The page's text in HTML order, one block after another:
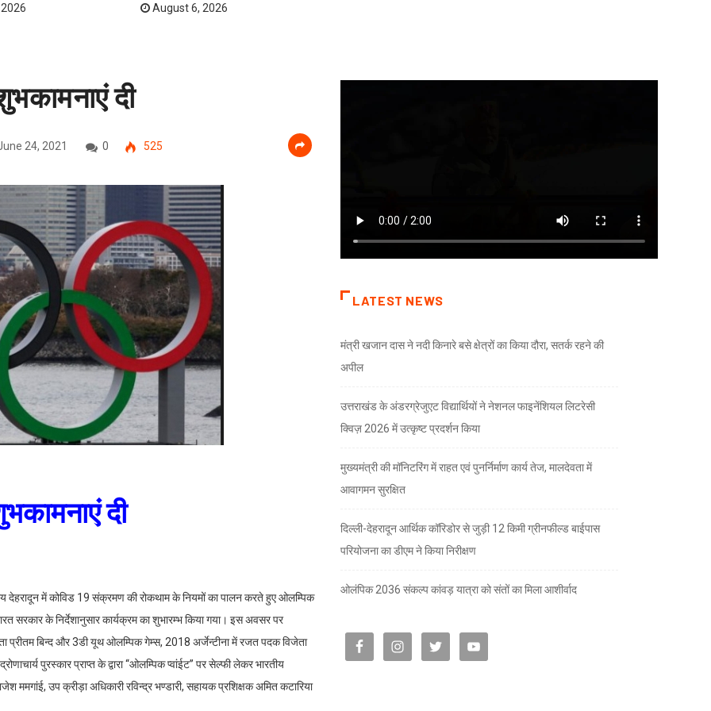
August 6, 2026
दी
24, 2021 0 525
दी
देहरादून में कोविड 19 संक्रमण की रोकथाम के नियमों का पालन करते हुए ओलम्पिक
के निर्देशानुसार कार्यक्रम का शुभारम्भ किया गया। इस अवसर पर
प्रीतम बिन्द और 3डी यूथ ओलम्पिक गेम्स, 2018 अर्जेन्टीना में रजत पदक विजेता
पुरस्कार प्राप्त के द्वारा ‘‘ओलम्पिक प्वांईट’’ पर सेल्फी लेकर भारतीय
उप क्रीड़ा अधिकारी रविन्द्र भण्डारी, सहायक प्रशिक्षक अमित कटारिया
LATEST NEWS
मंत्री खजान दास ने नदी किनारे बसे क्षेत्रों का किया दौरा, सतर्क रहने की
अपील
उत्तराखंड के अंडरग्रेजुएट विद्यार्थियों ने नेशनल फाइनेंशियल लिटरेसी
क्विज़ 2026 में उत्कृष्ट प्रदर्शन किया
मुख्यमंत्री की मॉनिटरिंग में राहत एवं पुनर्निर्माण कार्य तेज, मालदेवता में
आवागमन सुरक्षित
दिल्ली-देहरादून आर्थिक कॉरिडोर से जुड़ी 12 किमी ग्रीनफील्ड बाईपास
परियोजना का डीएम ने किया निरीक्षण
ओलंपिक 2036 संकल्प कांवड़ यात्रा को संतों का मिला आशीर्वाद